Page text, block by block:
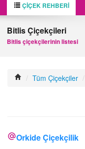
ÇIÇEK REHBERI
ÇİÇEKÇİLER
FİRMA BAŞVURUSU
Bitlis Çiçekçileri
Bitlis çiçekçilerinin listesi
/ Tüm Çiçekçiler /
Orkide Çiçekçilik